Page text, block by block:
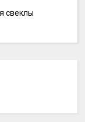
свеклы